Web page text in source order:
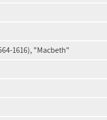
1616), "Macbeth"